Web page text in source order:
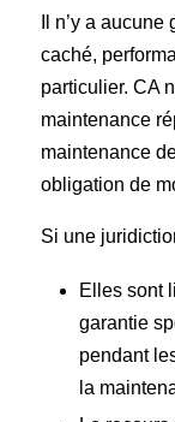
Il n’y a
caché,
particulier. CA
maintenance
maintenance
obligation de
Si une
Elles sont
garantie
pendant
la